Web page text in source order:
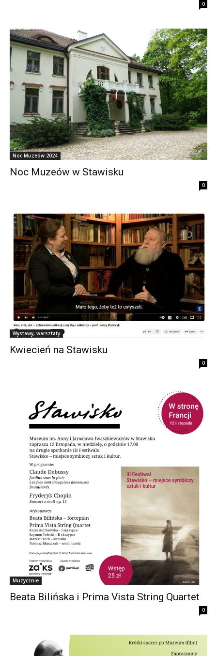
0
Noc Muzeów 2024
Noc Muzeów w Stawisku
0
Wystawy, warsztaty
Kwiecień na Stawisku
0
Muzycznie
Beata Bilińska i Prima Vista String Quartet
0